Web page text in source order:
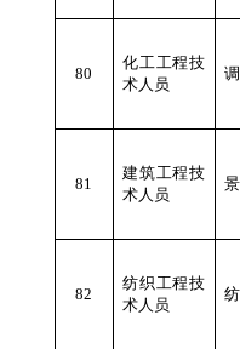
80
化工工程技
术人员
81
建筑工程技
术人员
82
纺织工程技
术人员